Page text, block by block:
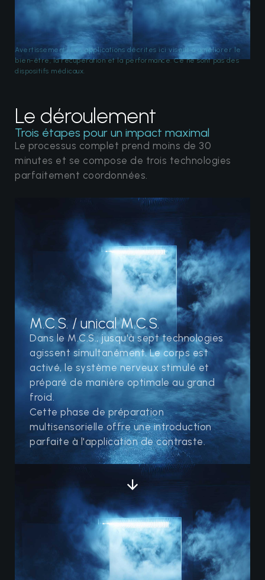
Avertissement : Les applications décrites ici visent à améliorer le
bien-être, la récupération et la performance. Ce ne sont pas des
dispositifs médicaux.
Le déroulement
Trois étapes pour un impact maximal
Le processus complet prend moins de 30
minutes et se compose de trois technologies
parfaitement coordonnées.
M.C.S. / unical M.C.S.
Dans le M.C.S., jusqu'à sept technologies
agissent simultanément. Le corps est
activé, le système nerveux stimulé et
préparé de manière optimale au grand
froid.
Cette phase de préparation
multisensorielle offre une introduction
parfaite à l'application de contraste.